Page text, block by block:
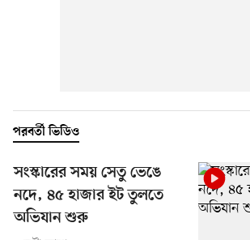
পরবর্তী ভিডিও
সংস্কারের সময় সেতু ভেঙে
নদে, ৪৫ হাজার ইট তুলতে
অভিযান শুরু